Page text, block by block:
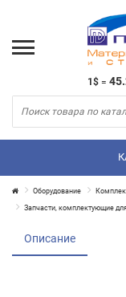
1$ =
Оборудование
Запчасти, комплектующие
Описание